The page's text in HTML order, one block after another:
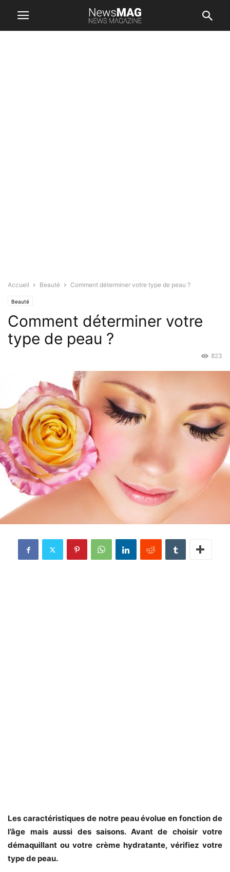
Accueil Beauté Comment déterminer votre type de peau ?
Beauté
Comment déterminer votre
type de peau ?
823
Les caractéristiques de notre peau évolue en fonction de
l’âge mais aussi des saisons. Avant de choisir votre
démaquillant ou votre crème hydratante, vérifiez votre
type de peau.